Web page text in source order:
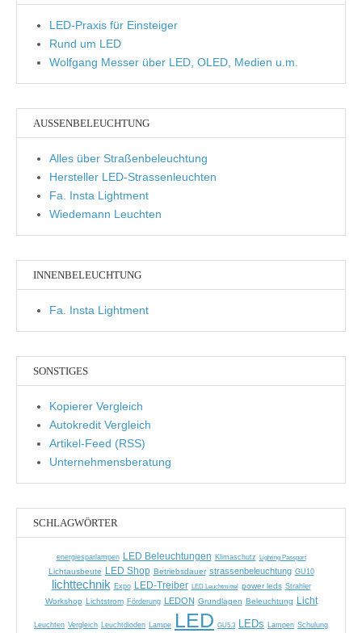
LED-Praxis für Einsteiger
Rund um LED
Wolfgang Messer über LED, OLED, Medien u.m.
AUSSENBELEUCHTUNG
Alles über Straßenbeleuchtung
Hersteller LED-Strassenleuchten
Fa. Insta Lightment
Wiedemann Leuchten
INNENBELEUCHTUNG
Fa. Insta Lightment
SONSTIGES
Kopierer Vergleich
Autokredit Vergleich
Artikel-Feed (RSS)
Unternehmensberatung
SCHLAGWÖRTER
energiesparlampen LED Beleuchtungen Klimaschutz Lighting Passport
Lichtausbeute LED Shop Betriebsdauer strassenbeleuchtung GU10
lichttechnik Expo LED-Treiber LED Leuchtmittel power leds Strahler
Workshop Lichtstrom Förderung LEDON Grundlagen Beleuchtung Licht
Leuchten Vergleich Leuchtdioden Lampe LED GU5.3 LEDs Lampen Schulung